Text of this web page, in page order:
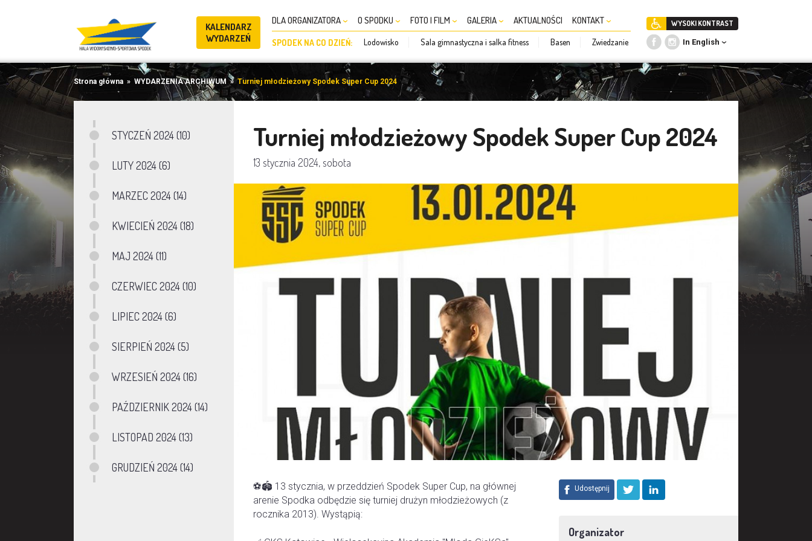
KALENDARZ
WYDARZEŃ
DLA ORGANIZATORA O SPODKU FOTO I FILM GALERIA AKTUALNOŚCI KONTAKT
SPODEK NA CO DZIEŃ: Lodowisko Sala gimnastyczna i salka fitness Basen Zwiedzanie
WYSOKI KONTRAST
In English
Strona główna » WYDARZENIA ARCHIWUM »Turniej młodzieżowy Spodek Super Cup 2024
STYCZEŃ 2024 (10)
LUTY 2024 (6)
MARZEC 2024 (14)
KWIECIEŃ 2024 (18)
MAJ 2024 (11)
CZERWIEC 2024 (10)
LIPIEC 2024 (6)
SIERPIEŃ 2024 (5)
WRZESIEŃ 2024 (16)
PAŹDZIERNIK 2024 (14)
LISTOPAD 2024 (13)
GRUDZIEŃ 2024 (14)
Turniej młodzieżowy Spodek Super Cup 2024
13 stycznia 2024, sobota
Udostępnij
Organizator
⚽🏟️ 13 stycznia, w przeddzień Spodek Super Cup, na głównej
arenie Spodka odbędzie się turniej drużyn młodzieżowych (z
rocznika 2013). Wystąpią: